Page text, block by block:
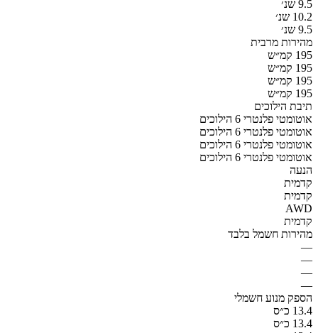
9.5 שנ׳
10.2 שנ׳
9.5 שנ׳
מהירות מרבית
195 קמ״ש
195 קמ״ש
195 קמ״ש
195 קמ״ש
תיבת הילוכים
אוטומטי פלנטרי 6 הילוכים
אוטומטי פלנטרי 6 הילוכים
אוטומטי פלנטרי 6 הילוכים
אוטומטי פלנטרי 6 הילוכים
הנעה
קדמית
קדמית
AWD
קדמית
מהירות חשמל בלבד
—
—
—
—
הספק מנוע חשמלי
13.4 כ״ס
13.4 כ״ס